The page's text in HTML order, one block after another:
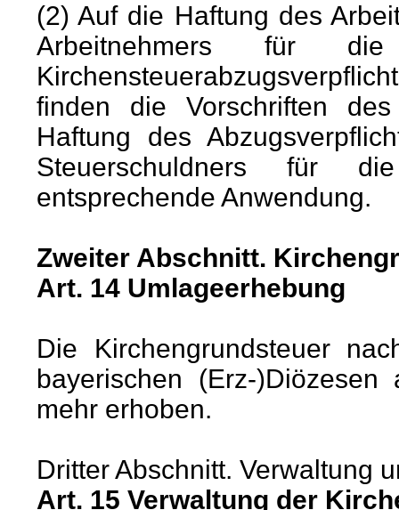
(2) Auf die Haftung des
Arbeitnehmers für
finden die Vorschriften
Haftung des
Steuerschuldners für
entsprechende Anwendung.
Zweiter Abschnitt.
Art. 14 Umlageerhebung
Die Kirchengrundsteuer
bayerischen (Erz-
mehr erhoben.
Dritter Abschnitt. Verwaltung
Art. 15 Verwaltung der